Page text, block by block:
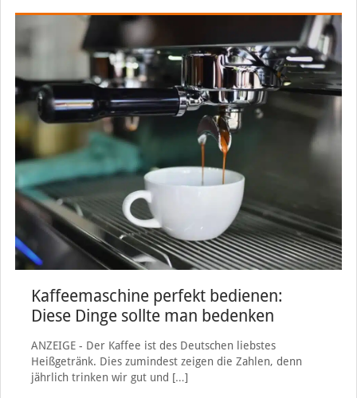
Kaffeemaschine perfekt bedienen:
Diese Dinge sollte man bedenken
ANZEIGE - Der Kaffee ist des Deutschen liebstes
Heißgetränk. Dies zumindest zeigen die Zahlen, denn
jährlich trinken wir gut und […]